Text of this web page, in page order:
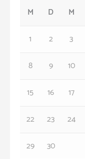
M
D M
1
2 3
8
9 10
15
16 17
22
23 24
29
30